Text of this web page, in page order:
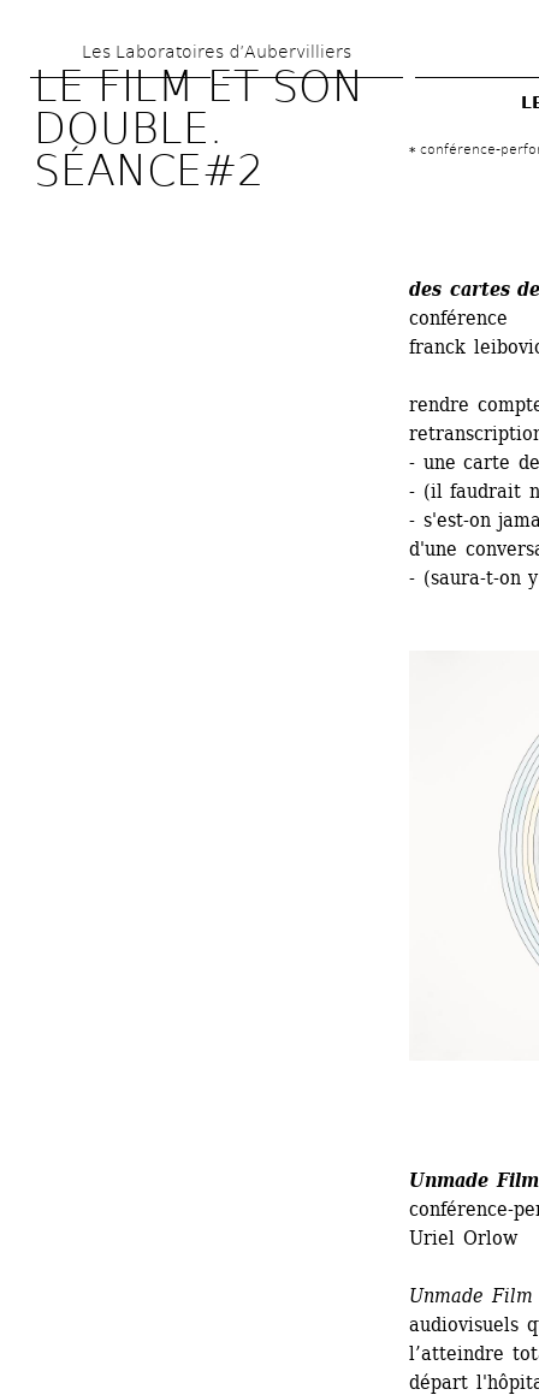
au
contenu
principal
Les Laboratoires d’Aubervilliers
LE FILM ET SON
DOUBLE.
SÉANCE#2
conférence-
des cartes
conférence
franck
rendre
- une carte
- (il faudrait
- s'est-on
d'une
- (saura-t-on
Unmade
conférence-
Uriel Orlow
Unmade Film
audiovisuels
l’atteindre
départ